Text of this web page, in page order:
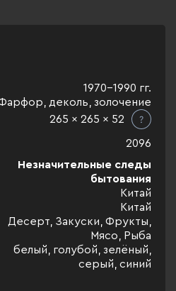
1970-1990 гг.
деколь, золочение
265 x 265 x 52
2096
Незначительные следы
бытования
Китай
Китай
Десерт, Закуски, Фрукты,
Мясо, Рыба
белый, голубой, зелёный,
серый, синий